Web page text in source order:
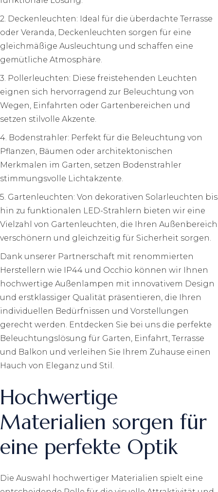
2. Deckenleuchten: Ideal für die überdachte Terrasse
oder Veranda, Deckenleuchten sorgen für eine
gleichmäßige Ausleuchtung und schaffen eine
gemütliche Atmosphäre.
3. Pollerleuchten: Diese freistehenden Leuchten
eignen sich hervorragend zur Beleuchtung von
Wegen, Einfahrten oder Gartenbereichen und
setzen stilvolle Akzente.
4. Bodenstrahler: Perfekt für die Beleuchtung von
Pflanzen, Bäumen oder architektonischen
Merkmalen im Garten, setzen Bodenstrahler
stimmungsvolle Lichtakzente.
5. Gartenleuchten: Von dekorativen Solarleuchten bis
hin zu funktionalen LED-Strahlern bieten wir eine
Vielzahl von Gartenleuchten, die Ihren Außenbereich
verschönern und gleichzeitig für Sicherheit sorgen.
Dank unserer Partnerschaft mit renommierten
Herstellern wie IP44 und Occhio können wir Ihnen
hochwertige Außenlampen mit innovativem Design
und erstklassiger Qualität präsentieren, die Ihren
individuellen Bedürfnissen und Vorstellungen
gerecht werden. Entdecken Sie bei uns die perfekte
Beleuchtungslösung für Garten, Einfahrt, Terrasse
und Balkon und verleihen Sie Ihrem Zuhause einen
Hauch von Eleganz und Stil.
Hochwertige
Materialien sorgen für
eine perfekte Optik
Die Auswahl hochwertiger Materialien spielt eine